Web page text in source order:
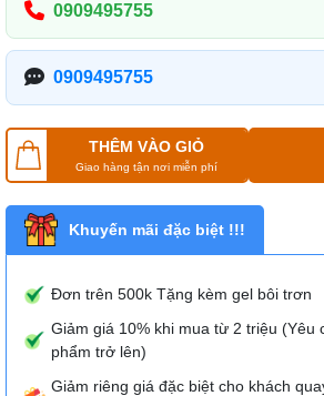
0909495755
0909495755
THÊM VÀO GIỎ
Giao hàng tận nơi miễn phí
Khuyến mãi đặc biệt !!!
Đơn trên 500k Tặng kèm gel bôi trơn
Giảm giá 10% khi mua từ 2 triệu (Yêu
phẩm trở lên)
Giảm riêng giá đặc biệt cho khách